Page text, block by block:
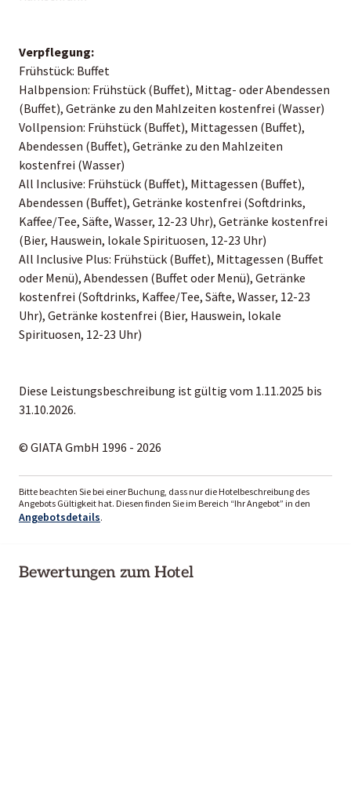
Verpflegung:
Frühstück: Buffet
Halbpension: Frühstück (Buffet), Mittag- oder Abendessen
(Buffet), Getränke zu den Mahlzeiten kostenfrei (Wasser)
Vollpension: Frühstück (Buffet), Mittagessen (Buffet),
Abendessen (Buffet), Getränke zu den Mahlzeiten
kostenfrei (Wasser)
All Inclusive: Frühstück (Buffet), Mittagessen (Buffet),
Abendessen (Buffet), Getränke kostenfrei (Softdrinks,
Kaffee/Tee, Säfte, Wasser, 12-23 Uhr), Getränke kostenfrei
(Bier, Hauswein, lokale Spirituosen, 12-23 Uhr)
All Inclusive Plus: Frühstück (Buffet), Mittagessen (Buffet
oder Menü), Abendessen (Buffet oder Menü), Getränke
kostenfrei (Softdrinks, Kaffee/Tee, Säfte, Wasser, 12-23
Uhr), Getränke kostenfrei (Bier, Hauswein, lokale
Spirituosen, 12-23 Uhr)
Diese Leistungsbeschreibung ist gültig vom 1.11.2025 bis
31.10.2026.
© GIATA GmbH 1996 - 2026
Bitte beachten Sie bei einer Buchung, dass nur die Hotelbeschreibung des
Angebots Gültigkeit hat. Diesen finden Sie im Bereich “Ihr Angebot” in den
Angebotsdetails.
Bewertungen zum Hotel